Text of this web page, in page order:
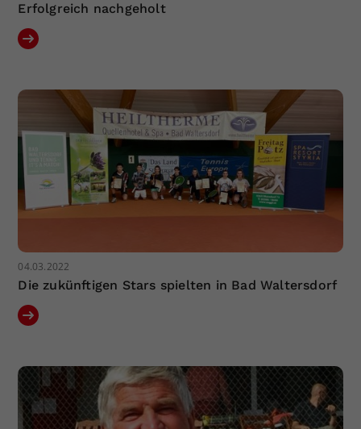
Erfolgreich nachgeholt
04.03.2022
Die zukünftigen Stars spielten in Bad Waltersdorf